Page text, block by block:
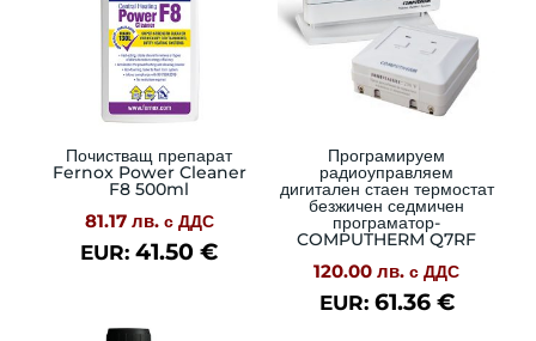
Почистващ препарат
Fernox Power Cleaner
F8 500ml
81.17 лв. с ДДС
EUR:41.50€
Програмируем
радиоуправляем
дигитален стаен термостат
безжичен седмичен
програматор-
COMPUTHERM Q7RF
120.00 лв. с ДДС
EUR: 61.36 €